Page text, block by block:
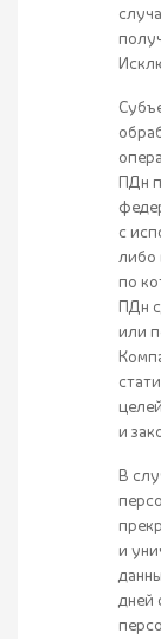
ПДн
с
либо
по
ПДн
или
и
В
и
дней